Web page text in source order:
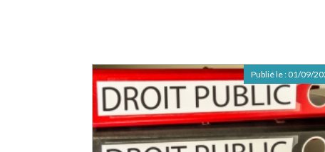
Publié le : 01/09/